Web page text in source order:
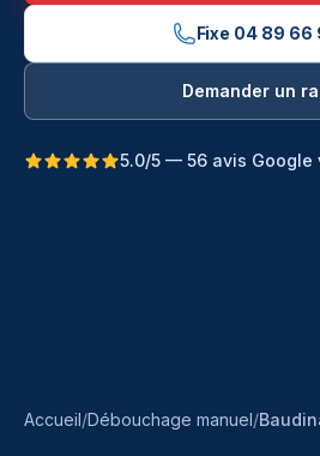
Fixe 04 89 66
Demander un
5.0/5 — 56 avis Google
Accueil/Débouchage manuel/